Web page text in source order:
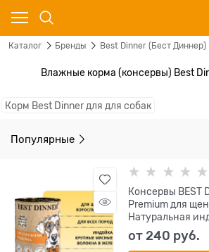
Каталог Бренды Best Dinner (Бест
Влажные корма (консервы) Best
Корм Best Dinner для для собак
Популярные
Консервы BEST
Premium для
Натуральная
от240 руб.